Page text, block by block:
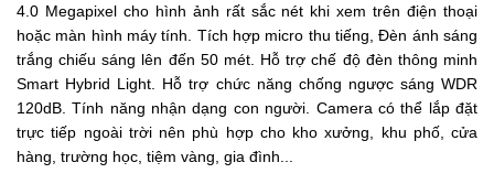
4.0 Megapixel cho hình ảnh rất sắc nét khi xem trên điện thoại
hoặc màn hình máy tính. Tích hợp micro thu tiếng, Đèn ánh sáng
trắng chiếu sáng lên đến 50 mét. Hỗ trợ chế độ đèn thông minh
Smart Hybrid Light. Hỗ trợ chức năng chống ngược sáng WDR
120dB.Tính năng nhận dạng con người. Camera có thể lắp đặt
trực tiếp ngoài trời nên phù hợp cho kho xưởng, khu phố, cửa
hàng, trường học, tiệm vàng, gia đình...